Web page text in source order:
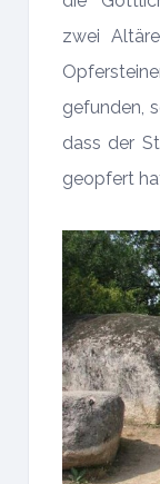
zwei
gefunden,
dass der
geopfert